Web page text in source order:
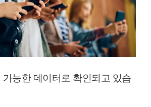
가능한 데이터로 확인되고 있습